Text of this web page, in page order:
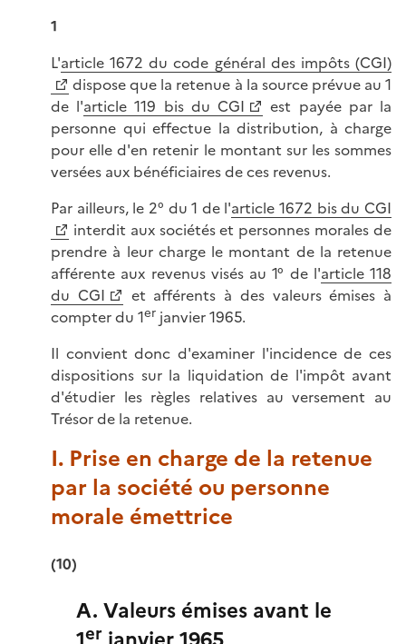
1
L'article 1672 du code général des impôts (CGI)
dispose que la retenue à la source prévue au 1
de l'article 119 bis du CGI
est payée par la
personne qui effectue la distribution, à charge
pour elle d'en retenir le montant sur les sommes
versées aux bénéficiaires de ces revenus.
Par ailleurs, le 2° du 1 de l'article 1672 bis du CGI
interdit aux sociétés et personnes morales de
prendre à leur charge le montant de la retenue
afférente aux revenus visés au 1° de l'article 118
du CGI
et afférents à des valeurs émises à
compter du 1er janvier 1965.
Il convient donc d'examiner l'incidence de ces
dispositions sur la liquidation de l'impôt avant
d'étudier les règles relatives au versement au
Trésor de la retenue.
I. Prise en charge de la retenue
par la société ou personne
morale émettrice
(10)
A. Valeurs émises avant le
er